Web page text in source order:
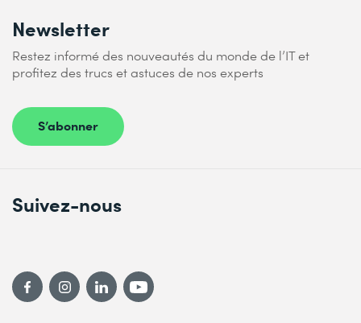
Newsletter
Restez informé des nouveautés du monde de l’IT et
profitez des trucs et astuces de nos experts
S’abonner
Suivez-nous